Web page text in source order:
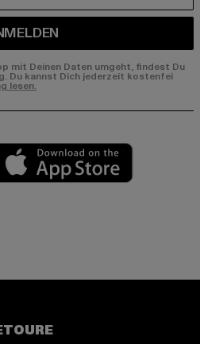
mit Deinen Daten umgeht, findest Du
Du kannst Dich jederzeit kostenfei
lesen.
market